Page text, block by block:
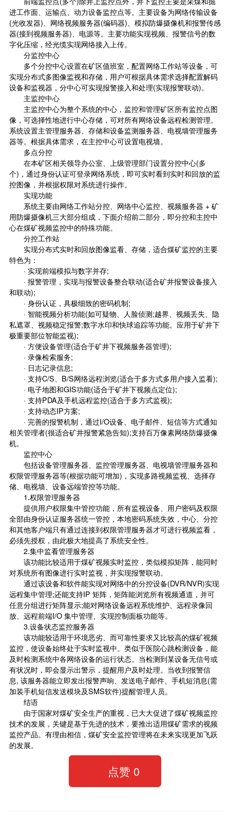
进工作面、运输点、动力设备监控点等。主要设备为网络传输设备
(光收发器)、网络视频服务器(编码器)、模拟防爆摄像机和报警传感
器(接到视频服务器)、电源等。主要功能实现视频、报警信号的数
字化压缩，经光缆实现网络接入上传。
分监控中心
多个分控中心设置在矿区值班室，配置网络工作站等设备，可
实现分布式多图像监视和存储，用户可根据具体需求选择配置解码
设备和监视器，分中心可实现报警接入和处理(实现报警联动)。
主监控中心
主监控中心为整个系统的中心，监控和管理矿区所有监控点图
像，可选择性地进行中心存储，可对所有网络设备远程检测管理。
系统设置主管理服务器、存储和设备监测服务器、电视墙管理服务
器等。根据具体需求，在主控中心可设置电视墙。
多点分控
在本矿区相关领导办公室、上级管理部门设置分控中心(多
个)，通过身份认证可登录网络系统，即可实时看到实时和回放的监
控图像，并根据权限对系统进行操作。
实现功能
系统主要由网络工作站分控、网络中心监控、视频服务器 + 矿
用防爆摄像机三大部分组成，下面介绍前二部分，即分控和主控中
心在煤矿视频监控中的特殊功能。
分控工作站
实现分布式实时和回放图像监看、存储，适合煤矿监控的主要
特色为：
· 实现前端模拟与数字并存;
· 报警管理，实现与报警设备整合联动(适合矿井报警设备接入
和联动);
· 身份认证，具极细致的密码机制;
· 智能视频分析功能(如可疑物、人脸侦测;越界、视频丢失、隐
私遮罩、视频稳定报警;数字水印和快球追踪等功能。应用于矿井下
极重要部位智能监视);
· 方便设备管理(适合于矿井下视频服务器管理);
· 录像检索服务;
· 日志记录信息;
· 支持C/S、B/S网络远程浏览(适合于多方式多用户接入监看);
· 电子地图和GIS功能(适合于矿井下视频点定位);
· 支持PDA及手机远程监控(适合于多方式监视);
· 支持动态IP方案;
· 完善的报警机制，通过I/O设备、电子邮件、短信等方式通知
相关管理者(很适合矿井报警紧急告知);支持百万像素网络防爆摄像
机。
监控中心
包括设备管理服务器、监控管理服务器、电视墙管理服务器和
权限管理服务器等(根据功能可增加)，实现多路视频监视、选择存
储、电视墙、设备远端管控等功能。
1.权限管理服务器
提供用户权限集中管控功能，所有监视设备、用户密码及权限
全部由身份认证服务器统一管控，本地密码系统失效，中心、分控
和其他客户端只有通过连接到权限管理服务器才可进行视频监看，
必须先授权，由此极大地提高了系统安全性。
2.集中监看管理服务器
该功能比较适用于煤矿视频实时监控，类似模拟矩阵，能同时
对系统所有图像进行实时监视，并实现报警联动。
通过该设备和软件能实现对网络中的分控设备(DVR/NVR)实现
远程集中管理;还能支持IP 矩阵，矩阵能浏览所有视频通道，并可
任意分组进行矩阵显示;能对网络设备远程系统维护、远程录像回
放、远程前端I/O 集中管理、实现控制面板功能等。
3.设备状态监控服务器
该功能较适用于环境恶劣、而可靠性要求又比较高的煤矿视频
监控，使设备始终处于实时监视中。类似于医院心跳检测设备，能
及时检测系统中各网络设备的运行状态。当检测到某设备无信号或
有状况时，即会显示出警示，提醒用户及时处理。当收到报警信
息, 该服务器能立即发出报警声响、发送电子邮件、手机短消息(需
加装手机短信发送模块及SMS软件)提醒管理人员。
结语
由于国家对煤矿安全生产的重视，已大大促进了煤矿视频监控
技术的发展，关键是基于先进的技术，要推出适用煤矿需求的视频
监控产品。有理由相信，煤矿安全监控管理将在未来实现更加飞跃
的发展。
点赞 0